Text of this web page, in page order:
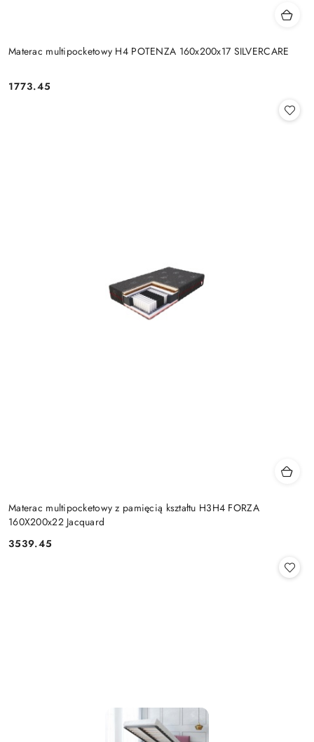
Materac multipocketowy H4 POTENZA 160x200x17 SILVERCARE
Cena:
1773.45
Materac multipocketowy z pamięcią kształtu H3H4 FORZA
160X200x22 Jacquard
Cena:
3539.45